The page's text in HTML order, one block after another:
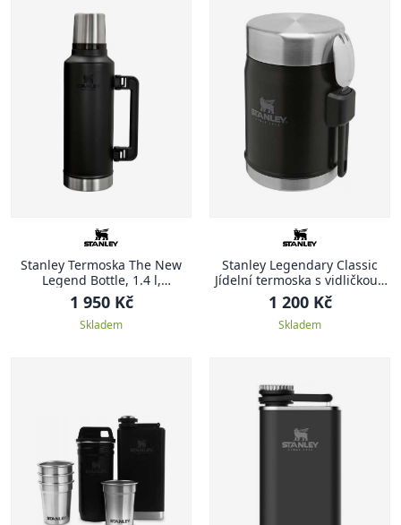
Stanley Termoska The New
Legend Bottle, 1.4 l,
Hammertone Black
1 950 Kč
Skladem
Stanley Legendary Classic
Jídelní termoska s vidličkou ,
400 ml, Matte Black
1 200 Kč
Skladem